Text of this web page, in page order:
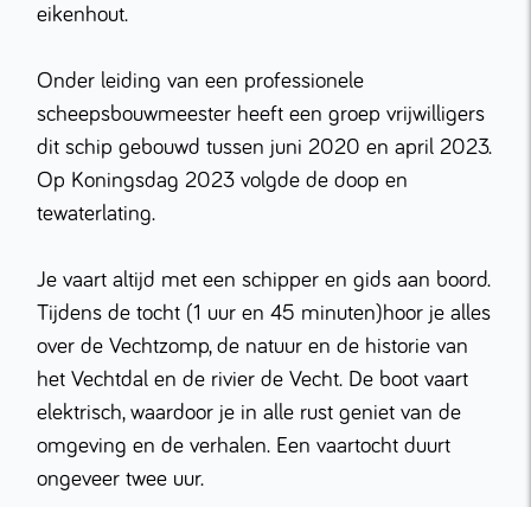
eikenhout.
Onder leiding van een professionele
scheepsbouwmeester heeft een groep vrijwilligers
dit schip gebouwd tussen juni 2020 en april 2023.
Op Koningsdag 2023 volgde de doop en
tewaterlating.
Je vaart altijd met een schipper en gids aan boord.
Tijdens de tocht (1 uur en 45 minuten)hoor je alles
over de Vechtzomp, de natuur en de historie van
het Vechtdal en de rivier de Vecht. De boot vaart
elektrisch, waardoor je in alle rust geniet van de
omgeving en de verhalen. Een vaartocht duurt
ongeveer twee uur.